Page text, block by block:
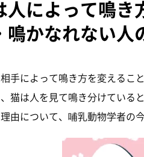
人によって鳴
鳴かなれない人
相手によって鳴き方を変える
猫は人を見て鳴き分けている
由について、哺乳動物学者の